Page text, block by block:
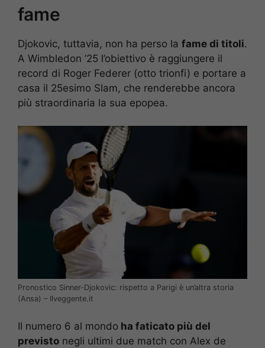
fame
Djokovic, tuttavia, non ha perso la fame di titoli.
A Wimbledon ’25 l’obiettivo è raggiungere il
record di Roger Federer (otto trionfi) e portare a
casa il 25esimo Slam, che renderebbe ancora
più straordinaria la sua epopea.
Pronostico Sinner-Djokovic: rispetto a Parigi è un’altra storia
(Ansa) – Ilveggente.it
Il numero 6 al mondo ha faticato più del
previsto negli ultimi due match con Alex de